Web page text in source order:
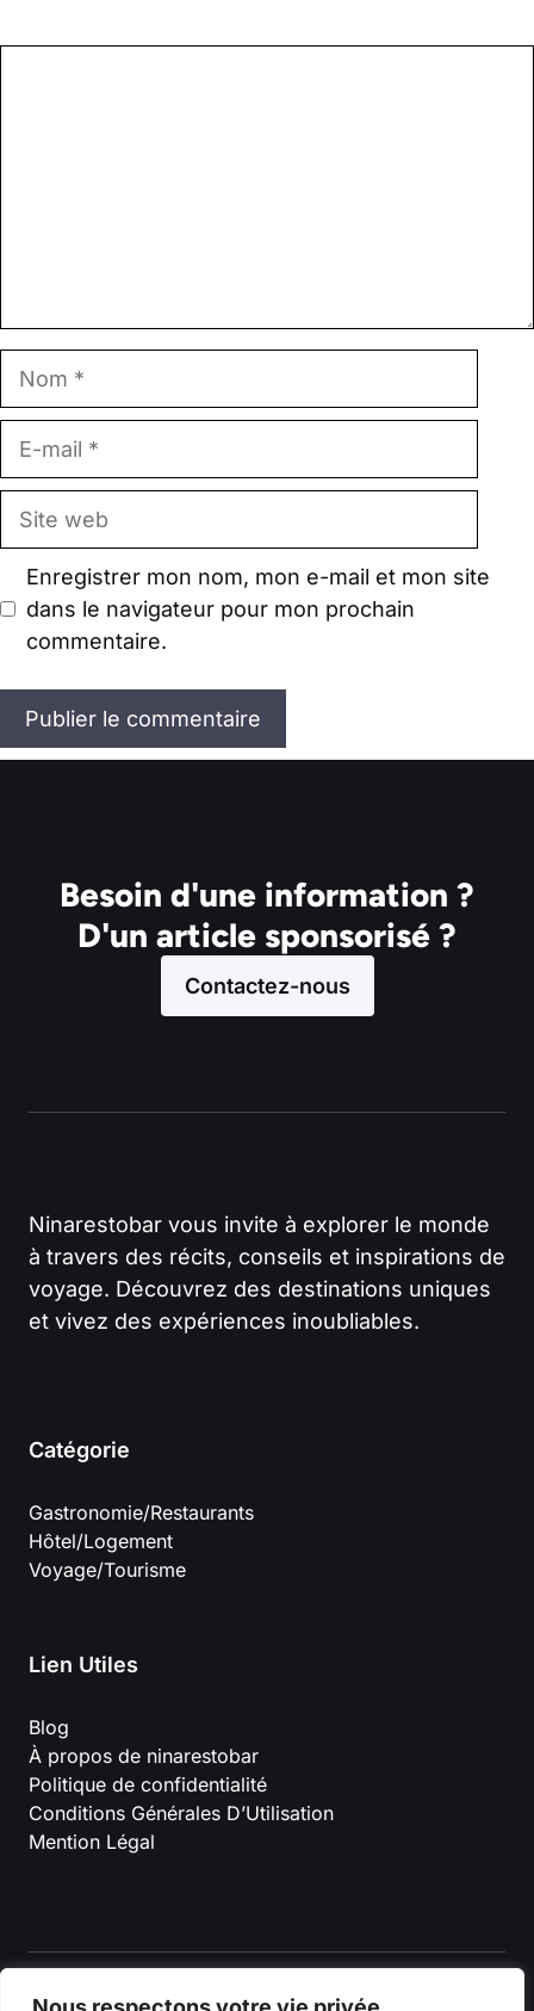
Nom
E-
Site
Enregistrer mon nom, mon e-mail et mon site
dans le navigateur pour mon prochain
commentaire.
Besoin d'une information ?
D'un article sponsorisé ?
Contactez-nous
Ninarestobar vous invite à explorer le monde
à travers des récits, conseils et inspirations de
voyage. Découvrez des destinations uniques
et vivez des expériences inoubliables.
Catégorie
Gastronomie/Restaurants
Hôtel/Logement
Voyage/Tourisme
Lien Utiles
Blog
À propos de ninarestobar
Politique de confidentialité
Conditions Générales D’Utilisation
Mention Légal